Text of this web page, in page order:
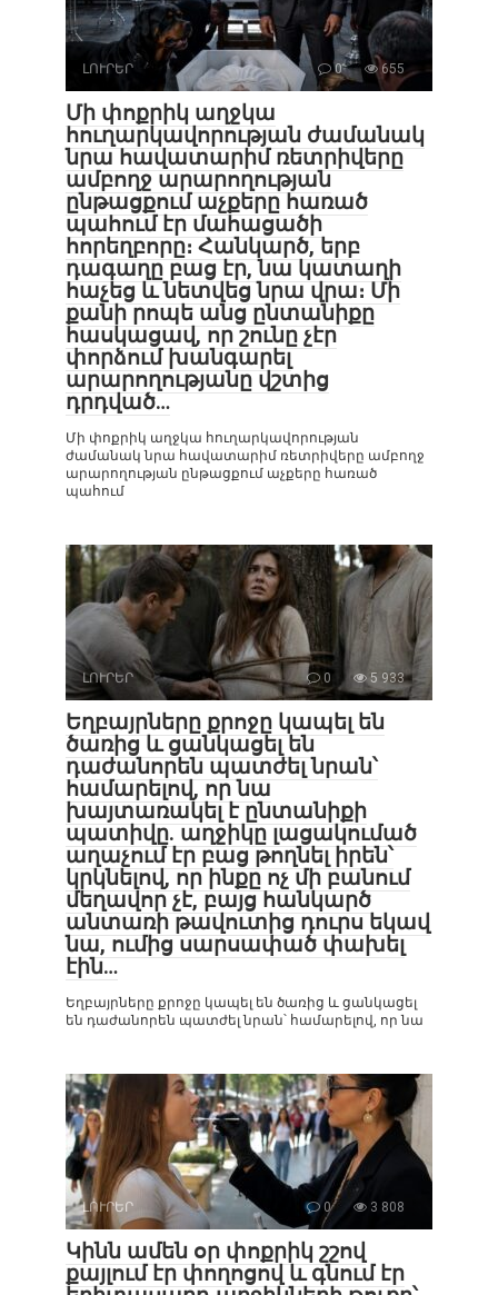
ԼՈՒՐԵՐ 0 655
Մի փոքրիկ աղջկա
հուղարկավորության ժամանակ
նրա հավատարիմ ռետրիվերը
ամբողջ արարողության
ընթացքում աչքերը հառած
պահում էր մահացածի
հորեղբորը։ Հանկարծ, երբ
դագաղը բաց էր, նա կատաղի
հաչեց և նետվեց նրա վրա։ Մի
քանի րոպե անց ընտանիքը
հասկացավ, որ շունը չէր
փորձում խանգարել
արարողությանը վշտից
դրդված…
Մի փոքրիկ աղջկա հուղարկավորության
ժամանակ նրա հավատարիմ ռետրիվերը ամբողջ
արարողության ընթացքում աչքերը հառած
պահում
ԼՈՒՐԵՐ 0 5 933
Եղբայրները քրոջը կապել են
ծառից և ցանկացել են
դաժանորեն պատժել նրան՝
համարելով, որ նա
խայտառակել է ընտանիքի
պատիվը. աղջիկը լացակումած
աղաչում էր բաց թողնել իրեն՝
կրկնելով, որ ինքը ոչ մի բանում
մեղավոր չէ, բայց հանկարծ
անտառի թավուտից դուրս եկավ
նա, ումից սարսափած փախել
էին…
Եղբայրները քրոջը կապել են ծառից և ցանկացել
են դաժանորեն պատժել նրան՝ համարելով, որ նա
ԼՈՒՐԵՐ 0 3 808
Կինն ամեն օր փոքրիկ շշով
քայլում էր փողոցով և գնում էր